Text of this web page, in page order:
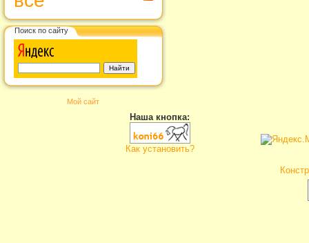
Поиск по сайту
Мой сайт
Наша кнопка:
Как установить?